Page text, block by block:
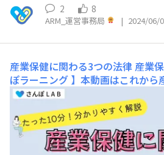
2 8
ARM_運営事務局 | 2024/06/
産業保健に関わる3つの法律 産業
ぽラーニング 】本動画はこれから
い方向けに、10分で産業保健の概
とができる内容となっています。
に関わる法律である、労働基準法
契約法の3つの法律について分かり
す。本動画もこれ